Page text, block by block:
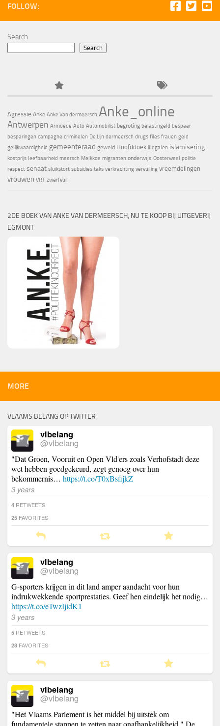
FOLLOW:
Search
Search
Agressie Anke Anke Van dermeersch Anke_online
Antwerpen Armoede Auto Automobilist begroting belastingeld bespaar
besparingen campagne criminelen De Lijn dermeersch drugs files frauen geld
gelijkwaardigheid gemeenteraad geweld Hoofddoek illegalen islamisering
kostprijs leefbaarheid meersch Melkkoe migranten onderwijs Oosterweel politie
respect senaat sluikstort subsidies taks verkrachting vervuiling vreemdelingen
vrouwen VRT zwerfvuil
2DE BOEK VAN ANKE VAN DERMEERSCH, NU TE KOOP BIJ UITGEVERIJ
EGMONT
MORE
VLAAMS BELANG OP TWITTER
vlbelang
@vlbelang
"Dat Groen, Vooruit en Open Vld'ers zoals Verhofstadt deze
wet hebben goedgekeurd, zegt genoeg over hun
bekommernis… https://t.co/T0xBsfijkZ
3 years
4 RETWEETS
25 FAVORITES
vlbelang
@vlbelang
G-sporters krijgen in dit land amper aandacht voor hun
indrukwekkende sportprestaties. Geef hen eindelijk het nodig…
https://t.co/eTwzIjidK1
3 years
5 RETWEETS
28 FAVORITES
vlbelang
@vlbelang
"Het Vlaams Parlement is het middel bij uitstek om
fundamentele stappen te zetten naar onafhankelijkheid." De